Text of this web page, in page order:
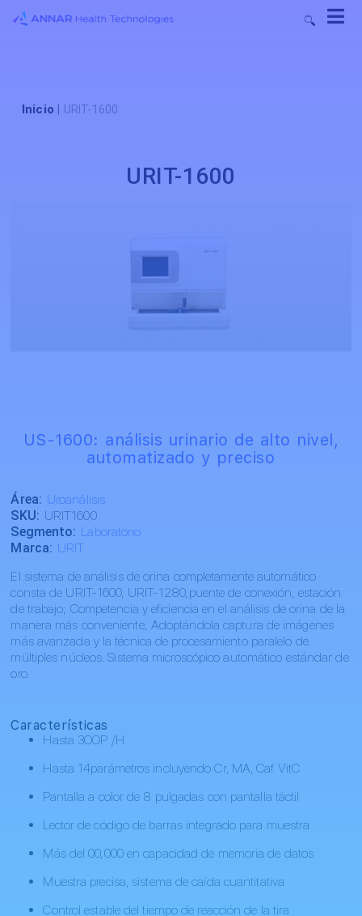
Inicio URIT-1600
URIT-1600
US-1600: análisis urinario de alto nivel,
automatizado y preciso
Área: Uroanálisis
SKU: URIT1600
Segmento: Laboratorio
Marca: URIT
El sistema de análisis de orina completamente automático
consta de URIT-1600, URIT-1280,puente de conexión, estación
de trabajo; Competencia y eficiencia en el análisis de orina de la
manera más conveniente; Adoptándola captura de imágenes
más avanzada y la técnica de procesamiento paralelo de
múltiples núcleos. Sistema microscópico automático estándar de
oro.
Características
Hasta ЗООР /Н
Hasta 14parámetros incluyendo Cr, MA, Caf VitC
Pantalla a color de 8 pulgadas con pantalla táctil
Lector de código de barras integrado para muestra
Más del 00,000 en capacidad de memoria de datos
Muestra precisa, sistema de caída cuantitativa
Control estable del tiempo de reacción de la tira